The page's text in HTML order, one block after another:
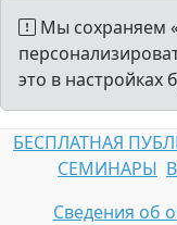
Мы сохраняем
это в настройках
БЕСПЛАТНАЯ
СЕМИНАРЫ
Сведения об